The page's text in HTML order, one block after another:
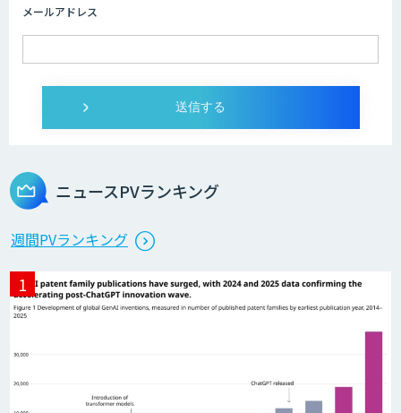
IMACEL
メールアドレス
ニュースPVランキング
週間PVランキング